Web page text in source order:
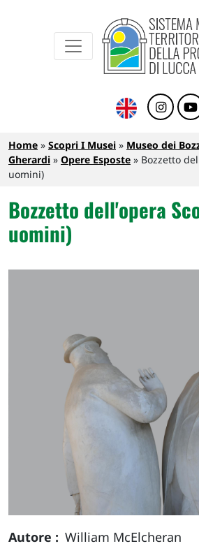
Sistema Museale
Briciole di pane
Home Scopri I Musei
Museo dei
Gherardi
Opere Esposte
Bozzetto
uomini)
Bozzetto dell'opera
uomini)
Autore William McElcheran